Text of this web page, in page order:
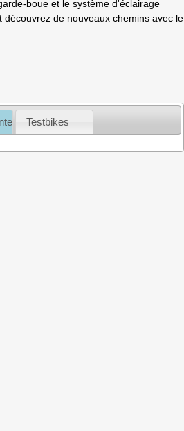
boue et le système d'éclairage
de nouveaux chemins avec le
Testbikes